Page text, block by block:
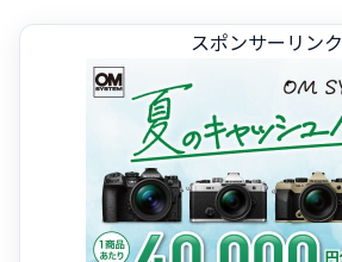
スポンサーリンク